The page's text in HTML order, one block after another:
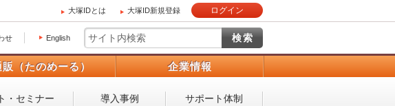
大塚IDとは 大塚ID新規登録 ログイン
せ English
販（たのめーる） 企業情報
・ セミナー 導入事例 サポート体制